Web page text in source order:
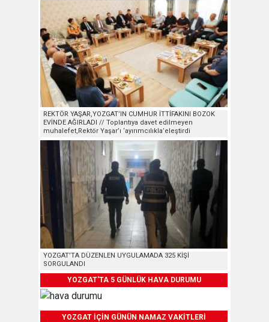
REKTÖR YAŞAR,YOZGAT’IN CUMHUR İTTİFAKINI BOZOK
EVİNDE AĞIRLADI // Toplantıya davet edilmeyen
muhalefet,Rektör Yaşar’ı ‘ayırımcılıkla’eleştirdi
YOZGAT’TA DÜZENLEN UYGULAMADA 325 KİŞİ
SORGULANDI
YOZGAT'TA 5 GÜNLÜK HAVA DURUMU
YOZGAT İÇİN GÜNÜN NAMAZ VAKİTLERİ